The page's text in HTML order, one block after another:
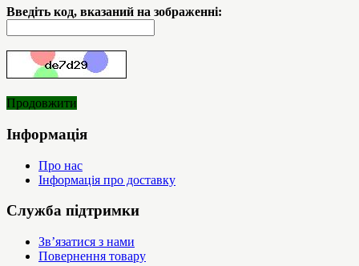
Введіть код, вказаний на зображенні:
Продовжити
Інформація
Про нас
Інформація про доставку
Служба підтримки
Зв’язатися з нами
Повернення товару